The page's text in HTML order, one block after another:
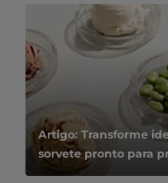
Artigo: Transforme
sorvete pronto para